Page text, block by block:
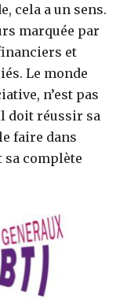
cela a un sens.
marquée par
et
Le monde
n’est pas
doit réussir sa
faire dans
sa complète